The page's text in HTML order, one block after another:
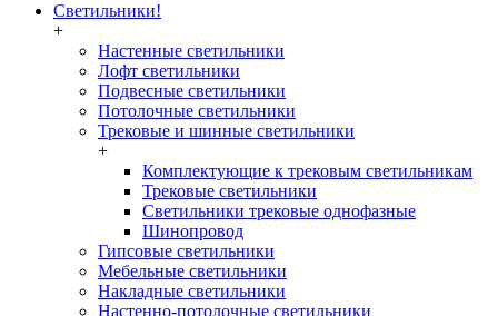
Светильники!
+
Настенные светильники
Лофт светильники
Подвесные светильники
Потолочные светильники
Трековые и шинные светильники
+
Комплектующие к трековым светильникам
Трековые светильники
Светильники трековые однофазные
Шинопровод
Гипсовые светильники
Мебельные светильники
Накладные светильники
Настенно-потолочные светильники